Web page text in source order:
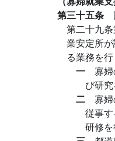
第三十五条
第二十九
業安定所
る業務を行
一 寡
び研究
二 寡
従事
研修を